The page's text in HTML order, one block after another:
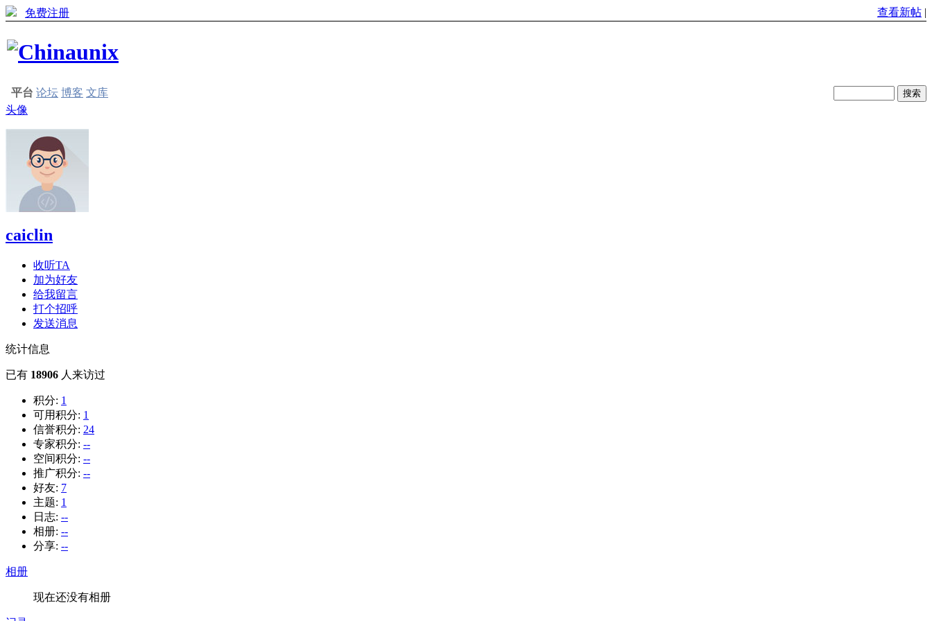
免费注册 查看新帖 |
平台 论坛 博客 文库
头像
caiclin
收听TA
加为好友
给我留言
打个招呼
发送消息
统计信息
已有 18906 人来访过
积分: 1
可用积分: 1
信誉积分: 24
专家积分: --
空间积分: --
推广积分: --
好友: 7
主题: 1
日志: --
相册: --
分享: --
相册
现在还没有相册